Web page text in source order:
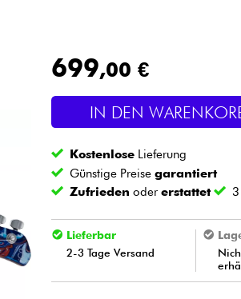
Nederland
Live-Sound
Blasinstrumente
Kabel & Zubehöre
699,00 €
IN DEN
Kostenlose Lieferung
Günstige Preisegarantiert
Zufrieden odererstattet
Lieferbar
2-3 Tage Versand